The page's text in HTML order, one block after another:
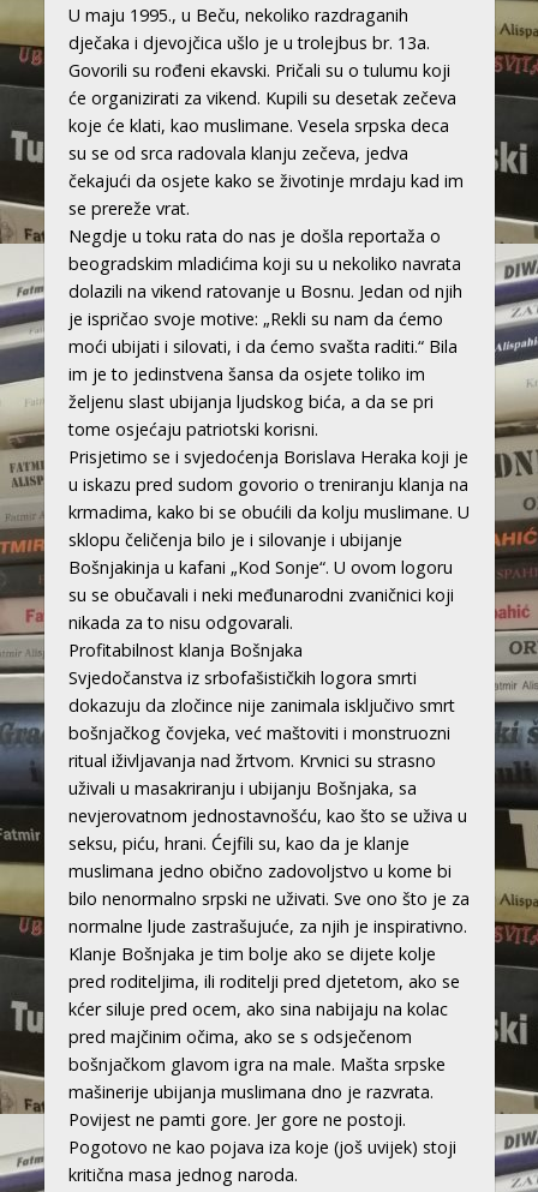
U maju 1995., u Beču, nekoliko razdraganih
dječaka i djevojčica ušlo je u trolejbus br. 13a.
Govorili su rođeni ekavski. Pričali su o tulumu koji
će organizirati za vikend. Kupili su desetak zečeva
koje će klati, kao muslimane. Vesela srpska deca
su se od srca radovala klanju zečeva, jedva
čekajući da osjete kako se životinje mrdaju kad im
se prereže vrat.
Negdje u toku rata do nas je došla reportaža o
beogradskim mladićima koji su u nekoliko navrata
dolazili na vikend ratovanje u Bosnu. Jedan od njih
je ispričao svoje motive: „Rekli su nam da ćemo
moći ubijati i silovati, i da ćemo svašta raditi.“ Bila
im je to jedinstvena šansa da osjete toliko im
željenu slast ubijanja ljudskog bića, a da se pri
tome osjećaju patriotski korisni.
Prisjetimo se i svjedoćenja Borislava Heraka koji je
u iskazu pred sudom govorio o treniranju klanja na
krmadima, kako bi se obućili da kolju muslimane. U
sklopu čeličenja bilo je i silovanje i ubijanje
Bošnjakinja u kafani „Kod Sonje“. U ovom logoru
su se obučavali i neki međunarodni zvaničnici koji
nikada za to nisu odgovarali.
Profitabilnost klanja Bošnjaka
Svjedočanstva iz srbofašističkih logora smrti
dokazuju da zločince nije zanimala isključivo smrt
bošnjačkog čovjeka, već maštoviti i monstruozni
ritual iživljavanja nad žrtvom. Krvnici su strasno
uživali u masakriranju i ubijanju Bošnjaka, sa
nevjerovatnom jednostavnošću, kao što se uživa u
seksu, piću, hrani. Ćejfili su, kao da je klanje
muslimana jedno obično zadovoljstvo u kome bi
bilo nenormalno srpski ne uživati. Sve ono što je za
normalne ljude zastrašujuće, za njih je inspirativno.
Klanje Bošnjaka je tim bolje ako se dijete kolje
pred roditeljima, ili roditelji pred djetetom, ako se
kćer siluje pred ocem, ako sina nabijaju na kolac
pred majčinim očima, ako se s odsječenom
bošnjačkom glavom igra na male. Mašta srpske
mašinerije ubijanja muslimana dno je razvrata.
Povijest ne pamti gore. Jer gore ne postoji.
Pogotovo ne kao pojava iza koje (još uvijek) stoji
kritična masa jednog naroda.